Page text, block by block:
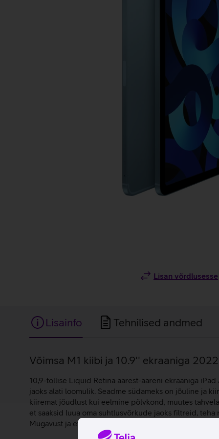
Lisan võrdlusesse
Lisainfo Tehnilised andmed
Lisainfo
Võimsa M1 kiibi ja 10.9'' ekraaniga
10,9-tollise Liquid Retina äärest-ääreni ekraaniga
jaoks alati loomulik. Seadme südameks on jõuline ja
kiiremat jõudlust kui eelmine põlvkond, muutes
et saaksid luua oma suhtlusvõrkude jaoks filtreid,
Mugavust ja efektiivsust lisab Apple Pencil,